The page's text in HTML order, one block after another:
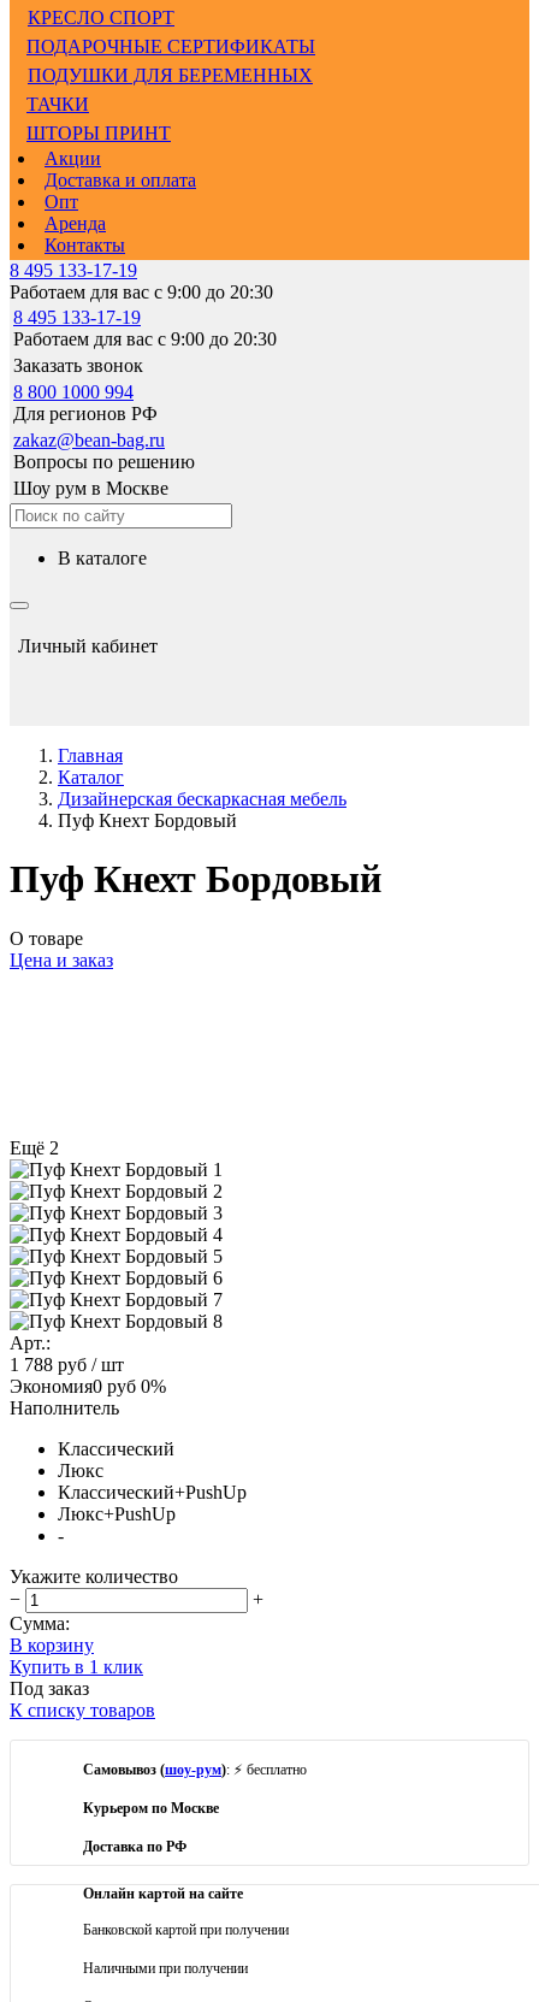
КРЕСЛО СПОРТ
ПОДАРОЧНЫЕ СЕРТИФИКАТЫ
ПОДУШКИ ДЛЯ БЕРЕМЕННЫХ
ТАЧКИ
ШТОРЫ ПРИНТ
Акции
Доставка и оплата
Опт
Аренда
Контакты
8 495 133-17-19
Работаем для вас с 9:00 до 20:30
8 495 133-17-19
Работаем для вас с 9:00 до 20:30
Заказать звонок
8 800 1000 994
Для регионов РФ
zakaz@bean-bag.ru
Вопросы по решению
Шоу рум в Москве
в каталоге
Личный кабинет
Главная
Каталог
Дизайнерская бескаркасная мебель
Пуф Кнехт Бордовый
Пуф Кнехт Бордовый
О товаре
Цена и заказ
Ещё 2
Арт.:
1 788 руб / шт
Экономия0 руб 0%
Наполнитель
Классический
Люкс
Классический+PushUp
Люкс+PushUp
-
Укажите количество
−
+
Сумма:
В корзину
Купить в 1 клик
Под заказ
К списку товаров
Самовывоз (шоу-рум): ⚡ бесплатно
Курьером по Москве
Доставка по РФ
Онлайн картой на сайте
Банковской картой при получении
Наличными при получении